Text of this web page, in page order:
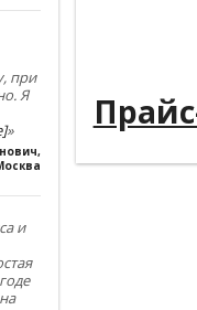
при
Я
»
,
и